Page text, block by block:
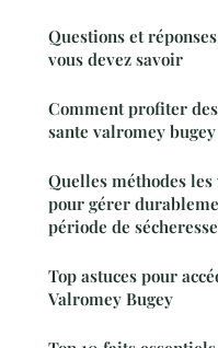
Questions et
vous devez savoir
Comment profiter
sante valromey bugey
Quelles méthodes
pour gérer
période de
Top astuces pour
Valromey Bugey